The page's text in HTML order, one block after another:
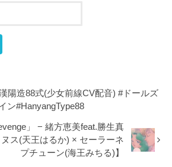
陽造88式(少女前線CV配音) #ドールズ
ン#HanyangType88
」 − 緒方恵美feat.勝生真
ス(天王はるか) × セーラーネ
プチューン(海王みちる)】